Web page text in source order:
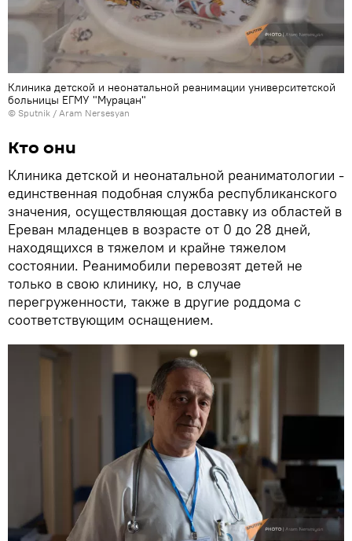
Клиника детской и неонатальной реанимации университетской
больницы ЕГМУ "Мурацан"
© Sputnik / Aram Nersesyan
Кто они
Клиника детской и неонатальной реаниматологии -
единственная подобная служба республиканского
значения, осуществляющая доставку из областей в
Ереван младенцев в возрасте от 0 до 28 дней,
находящихся в тяжелом и крайне тяжелом
состоянии. Реанимобили перевозят детей не
только в свою клинику, но, в случае
перегруженности, также в другие роддома с
соответствующим оснащением.